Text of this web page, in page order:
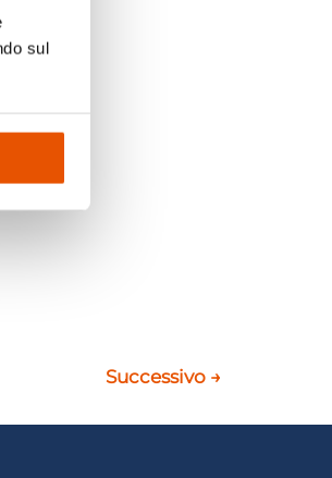
sul
Successivo →